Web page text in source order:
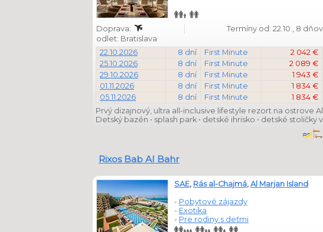
Doprava:
Termíny od: 22.10., 8
odlet: Bratislava
22.10.2026
8 dní First Minute 2 042 €
25.10.2026
8 dní First Minute 2 089 €
29.10.2026
8 dní First Minute 1 943 €
01.11.2026
8 dní First Minute 1 834 €
05.11.2026
8 dní First Minute 1 834 €
Prvý dizajnový, ultra all-inclusive lifestyle rezort na ostrove
Detský bazén • splash park • detské ihrisko • detské stoličky
Rixos Bab Al Bahr
SAE, Rás al-Chajmá, Al Marjan Island
- Pobytové zájazdy
- Exotika
- Pre rodiny s deťmi